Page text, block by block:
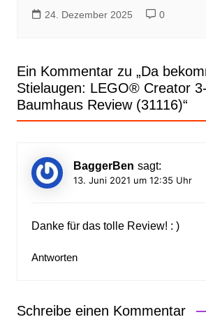
24. Dezember 2025 0
Ein Kommentar zu „Da
Stielaugen: LEGO® Creator
Baumhaus Review (31116)“
BaggerBen sagt:
13. Juni 2021 um 12:35 Uhr
Danke für das tolle Review! : )
Antworten
Schreibe einen Kommentar